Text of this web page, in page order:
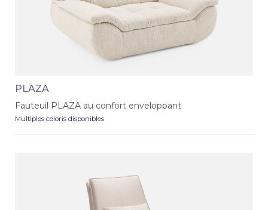
PLAZA
Fauteuil PLAZA au confort enveloppant
Multiples coloris disponibles